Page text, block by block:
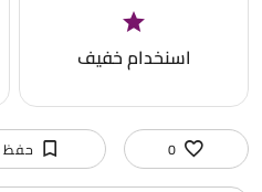
اسنخدام خفيف
0 حفظ